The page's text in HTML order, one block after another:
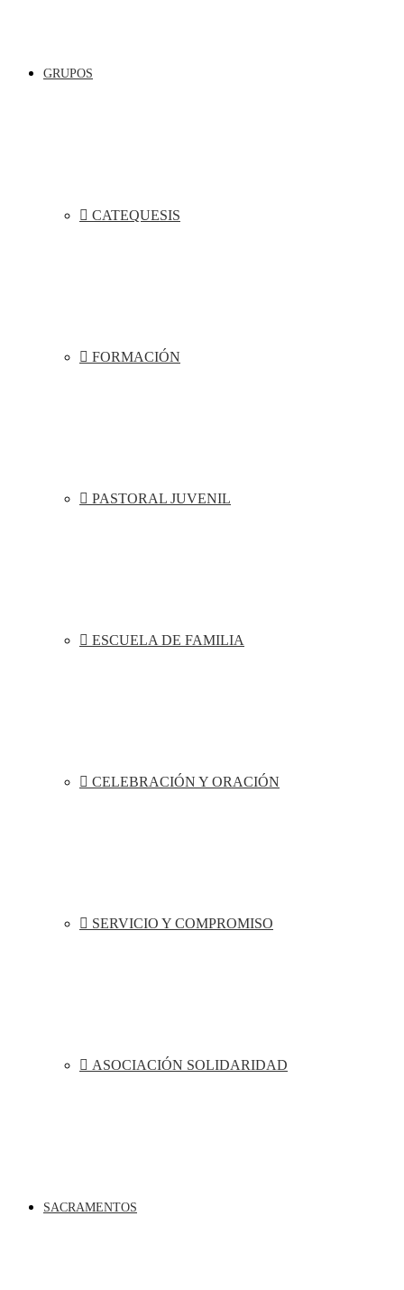
GRUPOS
CATEQUESIS
FORMACIÓN
PASTORAL JUVENIL
ESCUELA DE FAMILIA
CELEBRACIÓN Y ORACIÓN
SERVICIO Y COMPROMISO
ASOCIACIÓN SOLIDARIDAD
SACRAMENTOS